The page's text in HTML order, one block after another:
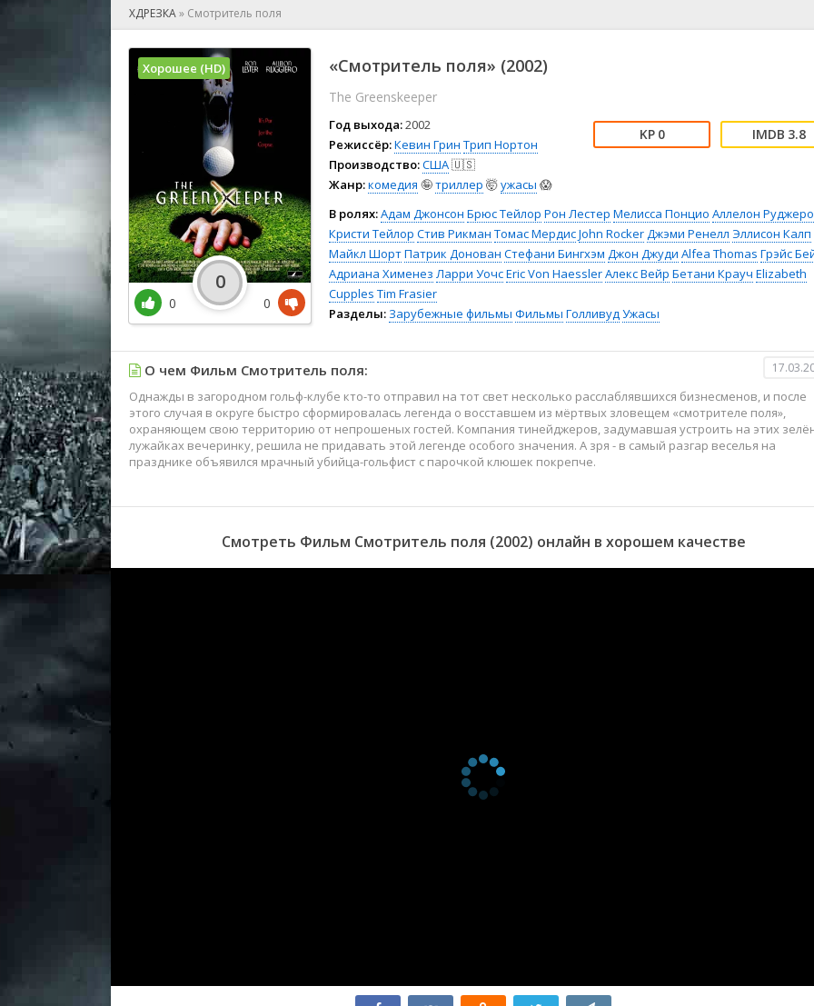
🕺 Мюзикл
👨‍💼 Новости
👨‍💻 Реальное тв
🎤 Ток-шоу
😱 Ужасы
🧙‍♀️ Фантастика
🤠 Фильм-нуар
🧝‍♂️ Фэнтези
🏅 Церемония
ХДРЕЗКА» Смотритель поля
«Смотритель поля» (2002)
The Greenskeeper
Год выхода:2002
Режиссёр:Кевин Грин Трип Нортон
Производство:США🇺🇸
Жанр:комедия 🤪триллер 🤯ужасы 😱
0 3.8
В ролях:Адам Джонсон Брюс Тейлор Рон Лестер Мелисса Понцио Аллелон Руджеро
Кристи Тейлор Стив Рикман Томас МердисJohn RockerДжэми Ренелл Эллисон Калп
Майкл ШортПатрик Донован Стефани Бингхэм Джон Джуди Alfea Thomas Грэйс
Адриана Хименез Ларри УочсEric Von HaesslerАлекс Вейр Бетани Крауч Elizabeth
Cupples Tim Frasier
Разделы: Зарубежные фильмы Фильмы ГолливудУжасы
Хорошее (HD)
0
0
0
О чем Фильм Смотритель поля:
Однажды в загородном гольф-клубе кто-то отправил на тот свет несколько расслаблявшихся бизнесменов, и после
этого случая в округе быстро сформировалась легенда о восставшем из мёртвых зловещем «смотрителе поля»,
охраняющем свою территорию от непрошеных гостей. Компания тинейджеров, задумавшая устроить на этих
лужайках вечеринку, решила не придавать этой легенде особого значения. А зря - в самый разгар веселья на
празднике объявился мрачный убийца-гольфист с парочкой клюшек покрепче.
Смотреть Фильм Смотритель поля (2002) онлайн в хорошем качестве